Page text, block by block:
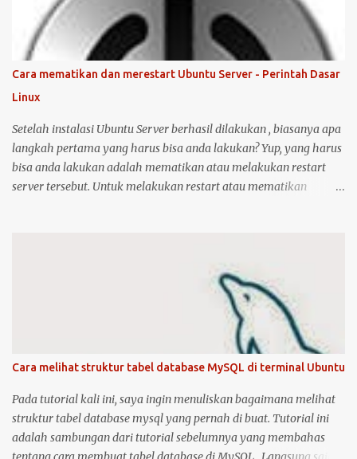
saya tidak bisa menjamin ketersediaan driver untuk sistem
operasi Linux ( Ubuntu ). Oh iya, saran saya, saat melakukan
instalasi dan setting printer, lebih baik komputer Ubuntu anda
terkoneksi dengan internet, berikut langkah-langkahnya: Colokin
keduanya. Kemudian klik logo unity di pojok kiri atas, kemudian
ketik printer, untuk masuk ke menu setting pr...
Cara mematikan dan merestart Ubuntu Server - Perintah Dasar
Linux
Setelah instalasi Ubuntu Server berhasil dilakukan , biasanya apa
langkah pertama yang harus bisa anda lakukan? Yup, yang harus
bisa anda lakukan adalah mematikan atau melakukan restart
server tersebut. Untuk melakukan restart atau mematikan
menggunakan mouse untuk melakukan restart atau shutdown
melalui antarmuka yang telah disediakan. Lalu bagaimana jika
anda menggunakan Ubuntu Server? yang notabene anda tidak
dapat menggunakan antarmuka karena hanya disediakan
console atau terminal. Ada beberapa cara untuk mematikan,
begitu juga ada dua cara untuk menjalankan perintah restart di
Ubuntu Server. Berikut cara untuk melakukan restart dan
shutdown dengan kedua metode tersebut: 1. Untuk melakukan
restart sistem operasi Ubuntu Server, anda bis...
Cara melihat struktur tabel database MySQL di terminal Ubuntu
Pada tutorial kali ini, saya ingin menuliskan bagaimana melihat
struktur tabel database mysql yang pernah di buat. Tutorial ini
adalah sambungan dari tutorial sebelumnya yang membahas